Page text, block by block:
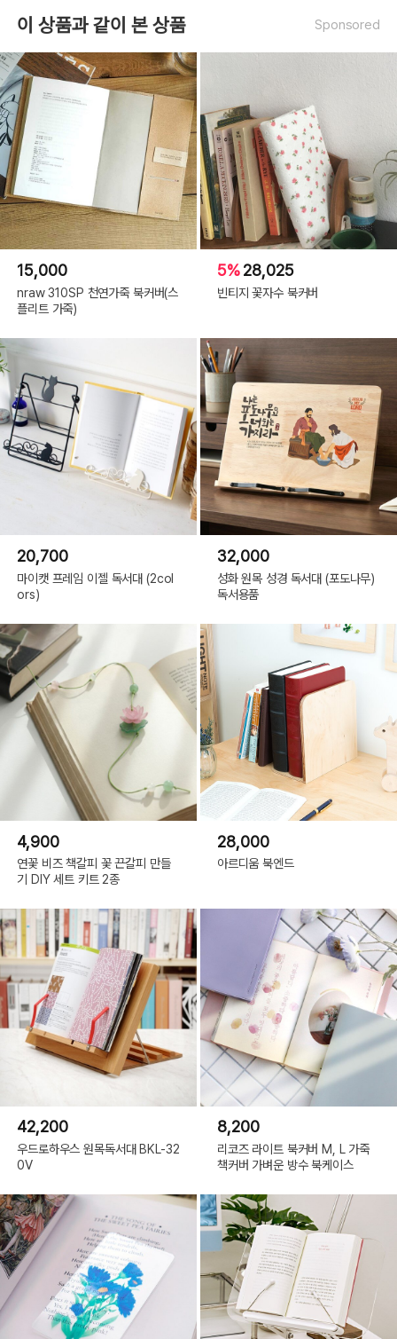
이 상품과 같이 본 상품 Sponsored
15,000
nraw 310SP 천연가죽 북커버(스
플리트 가죽)
5%28,025
빈티지 꽃자수 북커버
20,700
마이캣 프레임 이젤 독서대 (2col
ors)
32,000
성화 원목 성경 독서대 (포도나무)
독서용품
4,900
연꽃 비즈 책갈피 꽃 끈갈피 만들
기 DIY 세트 키트 2종
28,000
아르디움 북엔드
42,200
우드로하우스 원목독서대 BKL-32
0V
8,200
리코즈 라이트 북커버 M, L 가죽
책커버 가벼운 방수 북케이스